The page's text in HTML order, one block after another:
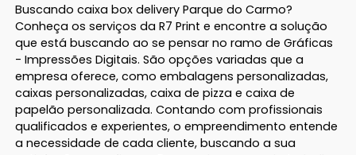
Buscando caixa box delivery Parque do Carmo?
Conheça os serviços da R7 Print e encontre a solução
que está buscando ao se pensar no ramo de Gráficas
- Impressões Digitais. São opções variadas que a
empresa oferece, como embalagens personalizadas,
caixas personalizadas, caixa de pizza e caixa de
papelão personalizada. Contando com profissionais
qualificados e experientes, o empreendimento entende
a necessidade de cada cliente, buscando a sua